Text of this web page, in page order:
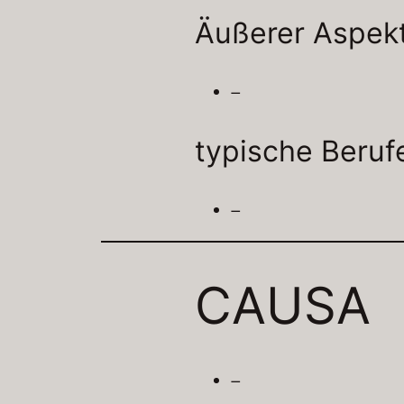
Äußerer
–
typische
–
CAUSA
–